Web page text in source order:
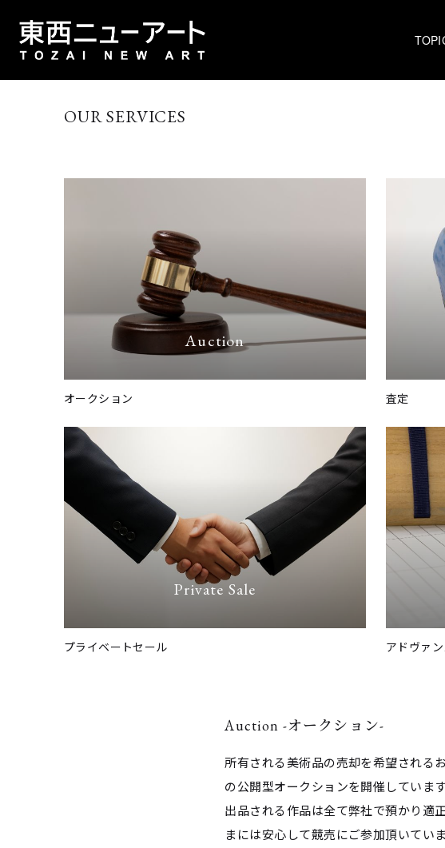
OUR SERVICES
Auction
オークション 査定
Private Sale
プライベートセール アドヴァ
Auction -オークション-
所有される美術品の売却を希望される
の公開型オークションを開催しています
出品される作品は全て弊社で預かり適
まには安心して競売にご参加頂いてい